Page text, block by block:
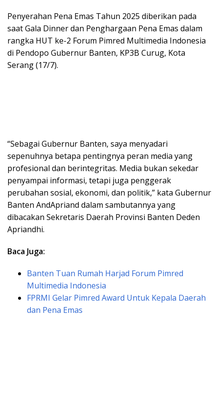
Penyerahan Pena Emas Tahun 2025 diberikan pada
saat Gala Dinner dan Penghargaan Pena Emas dalam
rangka HUT ke-2 Forum Pimred Multimedia Indonesia
di Pendopo Gubernur Banten, KP3B Curug, Kota
Serang (17/7).
“Sebagai Gubernur Banten, saya menyadari
sepenuhnya betapa pentingnya peran media yang
profesional dan berintegritas. Media bukan sekedar
penyampai informasi, tetapi juga penggerak
perubahan sosial, ekonomi, dan politik,” kata Gubernur
Banten AndApriand dalam sambutannya yang
dibacakan Sekretaris Daerah Provinsi Banten Deden
Apriandhi.
Baca Juga:
Banten Tuan Rumah Harjad Forum Pimred
Multimedia Indonesia
FPRMI Gelar Pimred Award Untuk Kepala Daerah
dan Pena Emas